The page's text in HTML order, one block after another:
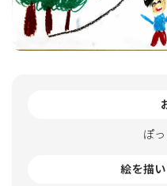
ぽ
絵を描